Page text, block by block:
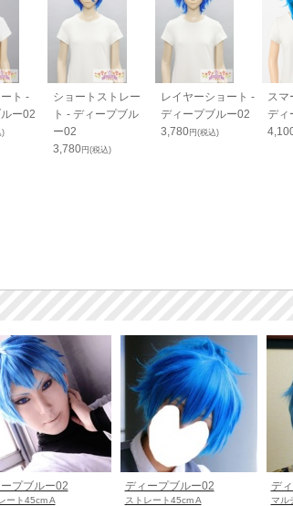
ト -
ー02
)
ショートストレー
ト - ディープブル
ー02
3,780円(税込)
レイヤーショート -
ディープブルー02
3,780円(税込)
スマ
ディ
プブルー02
ート45cm A
ディープブルー02
ストレート45cm A
デ
マル